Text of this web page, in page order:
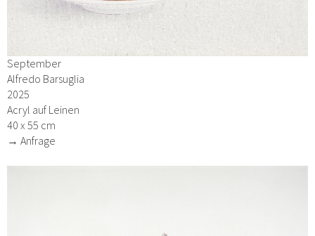
September
Alfredo Barsuglia
2025
Acryl auf Leinen
40 x 55 cm
→ Anfrage